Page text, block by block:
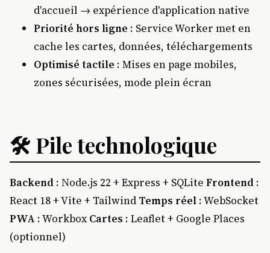
d'accueil → expérience d'application native
Priorité hors ligne : Service Worker met en
cache les cartes, données, téléchargements
Optimisé tactile : Mises en page mobiles,
zones sécurisées, mode plein écran
🛠 Pile technologique
Backend : Node.js 22 + Express + SQLite Frontend :
React 18 + Vite + Tailwind Temps réel : WebSocket
PWA : WorkboxCartes : Leaflet + Google Places
(optionnel)